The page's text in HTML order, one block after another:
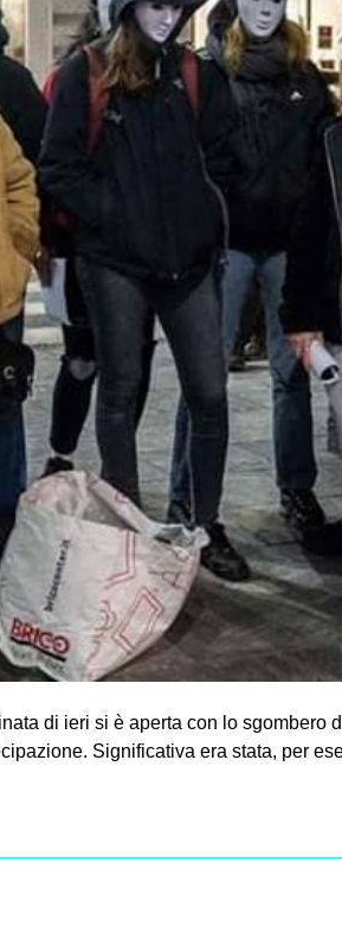
di ieri si è aperta con lo
Significativa era stata, per